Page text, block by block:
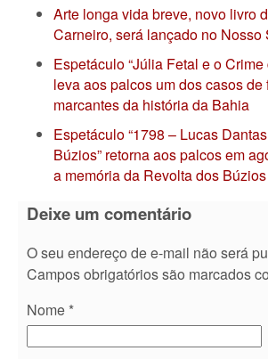
Arte longa vida breve, novo livro
Carneiro, será lançado no Nosso
Espetáculo “Júlia Fetal e o
leva aos palcos um dos casos
marcantes da história da Bahia
Espetáculo “1798 – Lucas
Búzios” retorna aos palcos em
a memória da Revolta dos Búzios
Deixe um comentário
O seu endereço de e-mail não será
Campos obrigatórios são marcados
Nome *